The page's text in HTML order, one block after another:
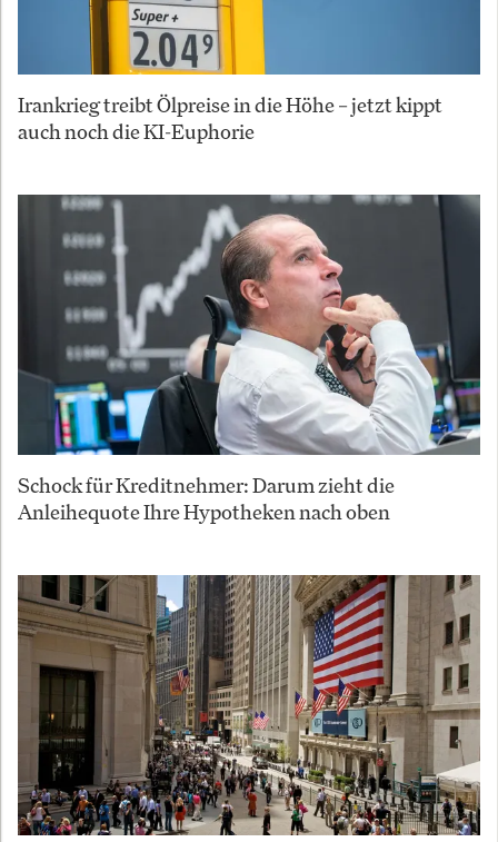
Irankrieg treibt Ölpreise in die Höhe – jetzt kippt
auch noch die KI-Euphorie
Schock für Kreditnehmer: Darum zieht die
Anleihequote Ihre Hypotheken nach oben